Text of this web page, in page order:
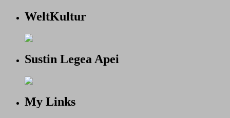
WeltKultur
Sustin Legea Apei
My Links